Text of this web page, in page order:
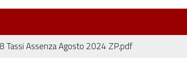
Tassi Assenza Agosto 2024 ZP.pdf